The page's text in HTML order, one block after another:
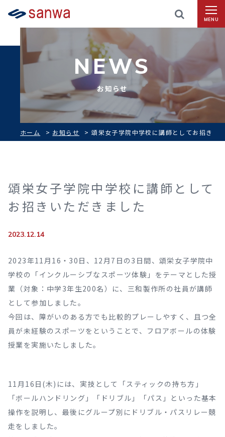
MENU
NEWS
お知らせ
ホーム > お知らせ >頌栄女子学院中学校に講師としてお招き
頌栄女子学院中学校に講師として
お招きいただきました
2023.12.14
2023年11月16・30日、12月7日の3日間、頌栄女子学院中
学校の「インクルーシブなスポーツ体験」をテーマとした授
業（対象：中学3年生200名）に、三和製作所の社員が講師
として参加しました。
今回は、障がいのある方でも比較的プレーしやすく、且つ全
員が未経験のスポーツをということで、フロアボールの体験
授業を実施いたしました。
11月16日(木)には、実技として「スティックの持ち方」
「ボールハンドリング」「ドリブル」「パス」といった基本
操作を説明し、最後にグループ別にドリブル・パスリレー競
走をしました。